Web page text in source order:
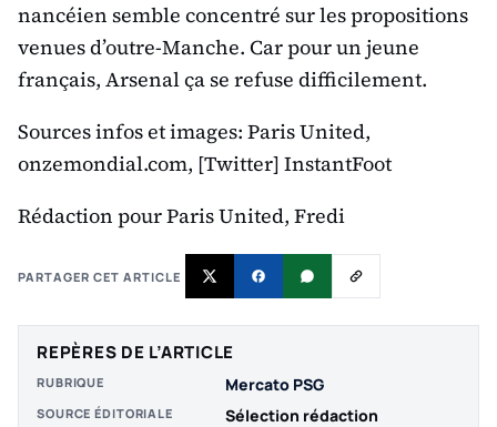
nancéien semble concentré sur les propositions
venues d’outre-Manche. Car pour un jeune
français, Arsenal ça se refuse difficilement.
Sources infos et images: Paris United,
onzemondial.com, [Twitter] InstantFoot
Rédaction pour Paris United, Fredi
PARTAGER CET ARTICLE
REPÈRES DE L’ARTICLE
RUBRIQUE Mercato PSG
SOURCE ÉDITORIALE Sélection rédaction